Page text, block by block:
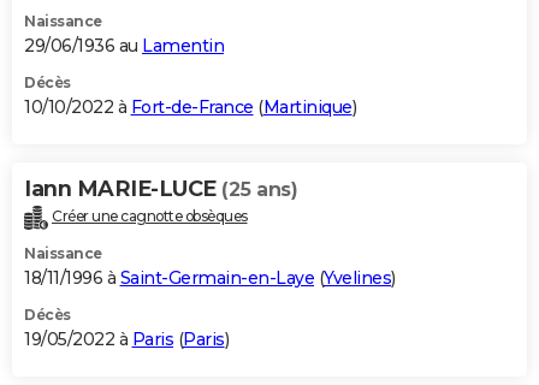
Naissance
29/06/1936 au Lamentin
Décès
10/10/2022 à Fort-de-France (Martinique)
Iann MARIE-LUCE (25 ans)
Créer une cagnotte obsèques
Naissance
18/11/1996 à Saint-Germain-en-Laye (Yvelines)
Décès
19/05/2022 à Paris (Paris)